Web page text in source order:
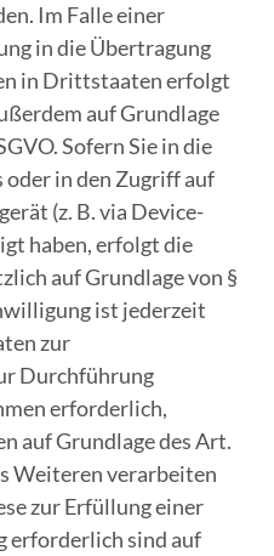
Im Falle einer
in die Übertragung
in Drittstaaten erfolgt
auf Grundlage
Sofern Sie in die
oder in den Zugriff auf
(z. B. via Device-
haben, erfolgt die
auf Grundlage von §
ist jederzeit
zur
Durchführung
erforderlich,
auf Grundlage des Art.
Weiteren verarbeiten
zur Erfüllung einer
erforderlich sind auf